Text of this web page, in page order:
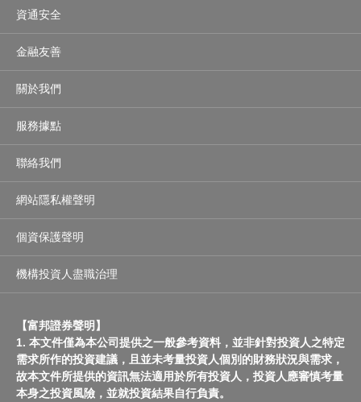
資通安全
金融友善
關於我們
服務據點
聯絡我們
網站隱私權聲明
個資保護聲明
機構投資人盡職治理
【富邦證券聲明】
1. 本文件僅為本公司提供之一般參考資料，並非針對投資人之特定
需求所作的投資建議，且並未考量投資人個別的財務狀況與需求，
故本文件所提供的資訊無法適用於所有投資人，投資人應審慎考量
本身之投資風險，並就投資結果自行負責。